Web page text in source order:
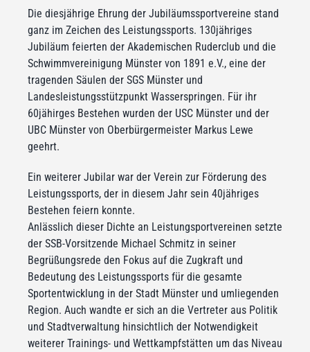
Die diesjährige Ehrung der Jubiläumssportvereine stand
ganz im Zeichen des Leistungssports. 130jähriges
Jubiläum feierten der Akademischen Ruderclub und die
Schwimmvereinigung Münster von 1891 e.V., eine der
tragenden Säulen der SGS Münster und
Landesleistungsstützpunkt Wasserspringen. Für ihr
60jähirges Bestehen wurden der USC Münster und der
UBC Münster von Oberbürgermeister Markus Lewe
geehrt.
Ein weiterer Jubilar war der Verein zur Förderung des
Leistungssports, der in diesem Jahr sein 40jähriges
Bestehen feiern konnte.
Anlässlich dieser Dichte an Leistungsportvereinen setzte
der SSB-Vorsitzende Michael Schmitz in seiner
Begrüßungsrede den Fokus auf die Zugkraft und
Bedeutung des Leistungssports für die gesamte
Sportentwicklung in der Stadt Münster und umliegenden
Region. Auch wandte er sich an die Vertreter aus Politik
und Stadtverwaltung hinsichtlich der Notwendigkeit
weiterer Trainings- und Wettkampfstätten um das Niveau